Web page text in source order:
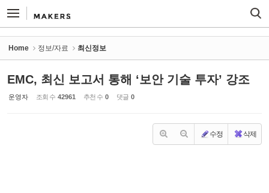
Home 정보/자료 최신정보
EMC, 최신 보고서 통해 ‘보안 기술 투자’ 강조
운영자 조회 수 42961 추천 수 0 댓글 0
수정 삭제